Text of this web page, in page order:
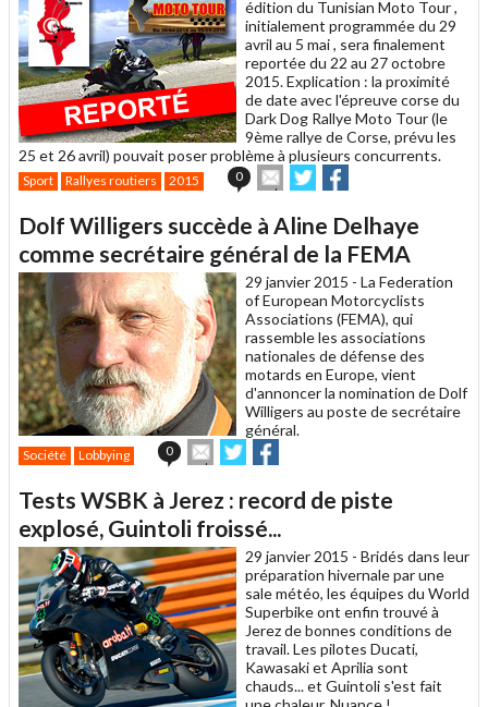
édition du Tunisian Moto Tour ,
initialement programmée du 29
avril au 5 mai , sera finalement
reportée du 22 au 27 octobre
2015. Explication : la proximité
de date avec l'épreuve corse du
Dark Dog Rallye Moto Tour (le
9ème rallye de Corse, prévu les
25 et 26 avril) pouvait poser problème à plusieurs concurrents.
Sport Rallyes routiers 2015 0
Envoyer
cet
à
un
ami
Partager
sur sur
Dolf Willigers succède à Aline Delhaye
comme secrétaire général de la FEMA
29 janvier 2015 - La Federation
of European Motorcyclists
Associations (FEMA), qui
rassemble les associations
nationales de défense des
motards en Europe, vient
d'annoncer la nomination de Dolf
Willigers au poste de secrétaire
général.
Société Lobbying 0
Envoyer
cet
à
un
ami
Partager
sur sur
Tests WSBK à Jerez : record de piste
explosé, Guintoli froissé...
29 janvier 2015 - Bridés dans leur
préparation hivernale par une
sale météo, les équipes du World
Superbike ont enfin trouvé à
Jerez de bonnes conditions de
travail. Les pilotes Ducati,
Kawasaki et Aprilia sont
chauds... et Guintoli s'est fait